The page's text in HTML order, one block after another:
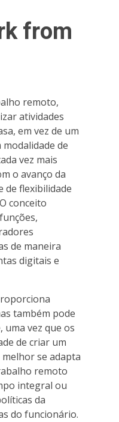
from
remoto,
atividades
em vez de um
de
vez mais
o avanço da
de flexibilidade
conceito
de maneira
digitais e
também pode
vez que os
de criar um
se adapta
remoto
integral ou
da
do funcionário.